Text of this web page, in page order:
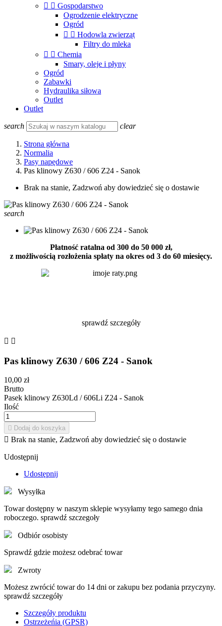
  Gospodarstwo
Ogrodzenie elektryczne
Ogród
  Hodowla zwierząt
Filtry do mleka
  Chemia
Smary, oleje i płyny
Ogród
Zabawki
Hydraulika siłowa
Outlet
Outlet
search clear
Strona główna
Normalia
Pasy napędowe
Pas klinowy Z630 / 606 Z24 - Sanok
Brak na stanie, Zadzwoń aby dowiedzieć się o dostawie
search
Płatność ratalna od 300 do 50 000 zł,
z możliwością rozłożenia spłaty na okres od 3 do 60 miesięcy.
sprawdź szczegóły
 
Pas klinowy Z630 / 606 Z24 - Sanok
10,00 zł
Brutto
Pasek klinowy Z630Ld / 606Li Z24 - Sanok
Ilość
 Dodaj do koszyka
 Brak na stanie, Zadzwoń aby dowiedzieć się o dostawie
Udostępnij
Udostępnij
Wysyłka
Towar dostępny w naszym sklepie wysyłamy tego samego dnia
roboczego. sprawdź szczegoły
Odbiór osobisty
Sprawdź gdzie możesz odebrać towar
Zwroty
Możesz zwrócić towar do 14 dni or zakupu bez podania przyczyny.
sprawdź szczegóły
Szczegóły produktu
Ostrzeżeńia (GPSR)